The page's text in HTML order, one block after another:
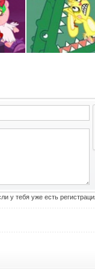
у тебя уже есть